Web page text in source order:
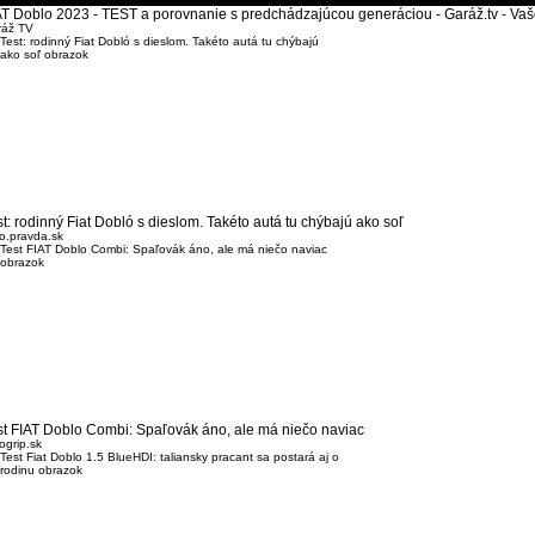
Doblo 2023 - TEST a porovnanie s predchádzajúcou generáciou - Garáž.tv -
TV
rodinný Fiat Dobló s dieslom. Takéto autá tu chýbajú ako soľ
FIAT Doblo Combi: Spaľovák áno, ale má niečo naviac